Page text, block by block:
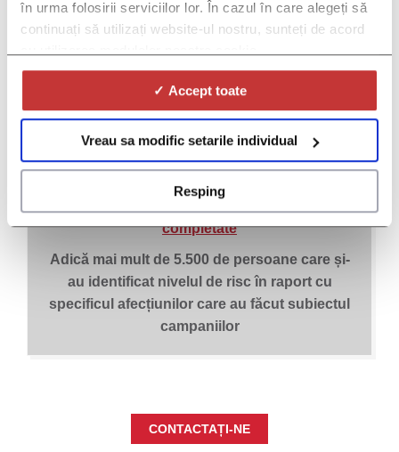
în urma folosirii serviciilor lor. În cazul în care alegeți să
continuați să utilizați website-ul nostru, sunteți de acord
✓ Accept toate
Vreau sa modific setarile individual
Resping
accesat platformele online dedicate
campaniilor noastre de boală.
completate
Adică mai mult de 5.500 de persoane care și-
au identificat nivelul de risc în raport cu
specificul afecțiunilor care au făcut subiectul
campaniilor
CONTACTAȚI-NE